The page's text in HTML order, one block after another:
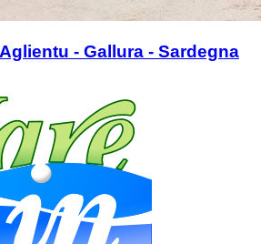
- Gallura - Sardegna